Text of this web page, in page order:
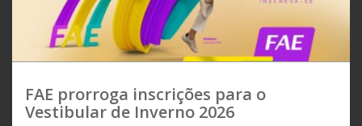
FAE prorroga inscrições para o
Vestibular de Inverno 2026